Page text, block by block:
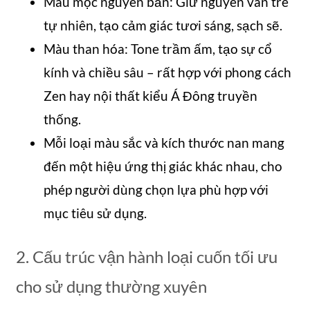
tự nhiên, tạo cảm giác tươi sáng, sạch sẽ.
Màu than hóa: Tone trầm ấm, tạo sự cổ
kính và chiều sâu – rất hợp với phong cách
Zen hay nội thất kiểu Á Đông truyền
thống.
Mỗi loại màu sắc và kích thước nan mang
đến một hiệu ứng thị giác khác nhau, cho
phép người dùng chọn lựa phù hợp với
mục tiêu sử dụng.
2. Cấu trúc vận hành loại cuốn tối ưu
cho sử dụng thường xuyên